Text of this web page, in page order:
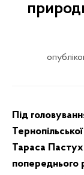
Під
Тараса
попереднього